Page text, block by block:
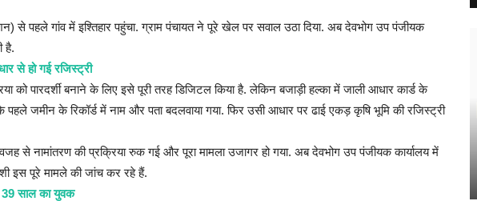
से पहले गांव में इश्तिहार पहुंचा. ग्राम पंचायत ने पूरे खेल पर सवाल उठा दिया. अब देवभोग उप पंजीयक
है.
से हो गई रजिस्ट्री
को पारदर्शी बनाने के लिए इसे पूरी तरह डिजिटल किया है. लेकिन बजाड़ी हल्का में जाली आधार कार्ड के
पहले जमीन के रिकॉर्ड में नाम और पता बदलवाया गया. फिर उसी आधार पर ढाई एकड़ कृषि भूमि की रजिस्ट्री
से नामांतरण की प्रक्रिया रुक गई और पूरा मामला उजागर हो गया. अब देवभोग उप पंजीयक कार्यालय में
इस पूरे मामले की जांच कर रहे हैं.
39 साल का युवक